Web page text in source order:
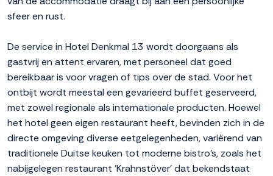
sfeer en rust.
De service in Hotel Denkmal 13 wordt doorgaans als
gastvrij en attent ervaren, met personeel dat goed
bereikbaar is voor vragen of tips over de stad. Voor het
ontbijt wordt meestal een gevarieerd buffet geserveerd,
met zowel regionale als internationale producten. Hoewel
het hotel geen eigen restaurant heeft, bevinden zich in de
directe omgeving diverse eetgelegenheden, variërend van
traditionele Duitse keuken tot moderne bistro's, zoals het
nabijgelegen restaurant 'Krahnstöver' dat bekendstaat